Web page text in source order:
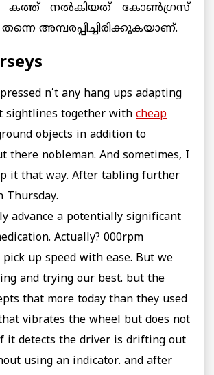
കത്ത് നല്‍കിയത് കോണ്‍ഗ്രസ്‌
അമ്പരപ്പിച്ചിരിക്കുകയാണ്.
n’t any hang ups adapting
sightlines together with cheap
objects in addition to
there nobleman. And sometimes, I
it that way. After tabling further
Thursday.
advance a potentially significant
Actually? 000rpm
up speed with ease. But we
and trying our best. but the
that more today than they used
vibrates the wheel but does not
it detects the driver is drifting out
using an indicator. and after